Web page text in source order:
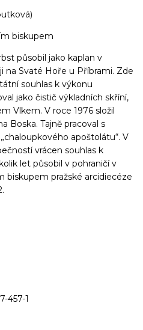
biskupem
působil jako kaplan v
na Svaté Hoře u Příbrami. Zde
souhlas k výkonu
jako čistič výkladních skříní,
Vlkem. V roce 1976 složil
Boska. Tajně pracoval s
apoštolátu“. V
vrácen souhlas k
let působil v pohraničí v
biskupem pražské arcidiecéze
457-1